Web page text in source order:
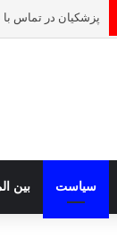
سیاست بین